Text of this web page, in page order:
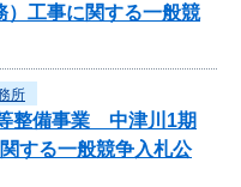
）工事に関する一般競
所
整備事業 中津川1期
する一般競争入札公